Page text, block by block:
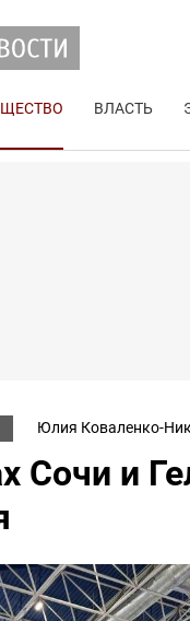
ВЛАСТЬ
Юлия Коваленко-
Сочи и